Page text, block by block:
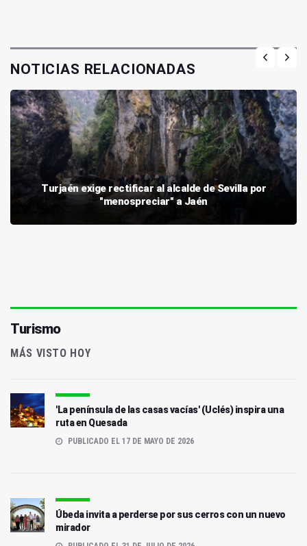
NOTICIAS RELACIONADAS
Turjaén exige rectificar al alcalde de Sevilla por
"menospreciar" a Jaén
Turismo
MÁS VISTO HOY
'La península de las casas vacías' (Uclés) inspira una
ruta en Quesada
PUBLICADO EL 17 DE MAYO DE 2026
Úbeda invita a perderse por sus cerros con un nuevo
mirador